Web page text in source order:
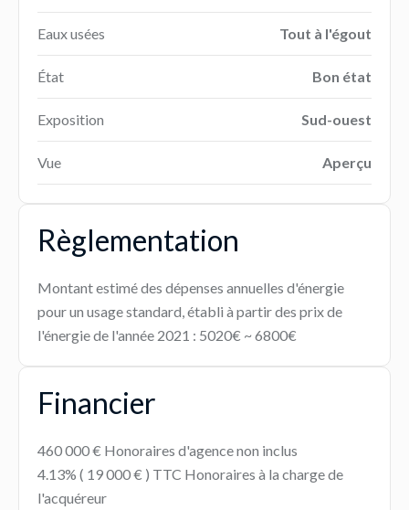
Eaux usées Tout à l'égout
État Bon état
Exposition Sud-ouest
Vue Aperçu
Règlementation
Montant estimé des dépenses annuelles d'énergie
pour un usage standard, établi à partir des prix de
l'énergie de l'année 2021 : 5020€ ~ 6800€
Financier
460 000 € Honoraires d'agence non inclus
4.13% ( 19 000 € ) TTC Honoraires à la charge de
l'acquéreur